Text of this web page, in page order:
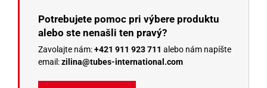
Potrebujete pomoc pri výbere produktu
alebo ste nenašli ten pravý?
Zavolajte nám:+421 911 923 711 alebo nám napíšte
email:zilina@tubes-international.com